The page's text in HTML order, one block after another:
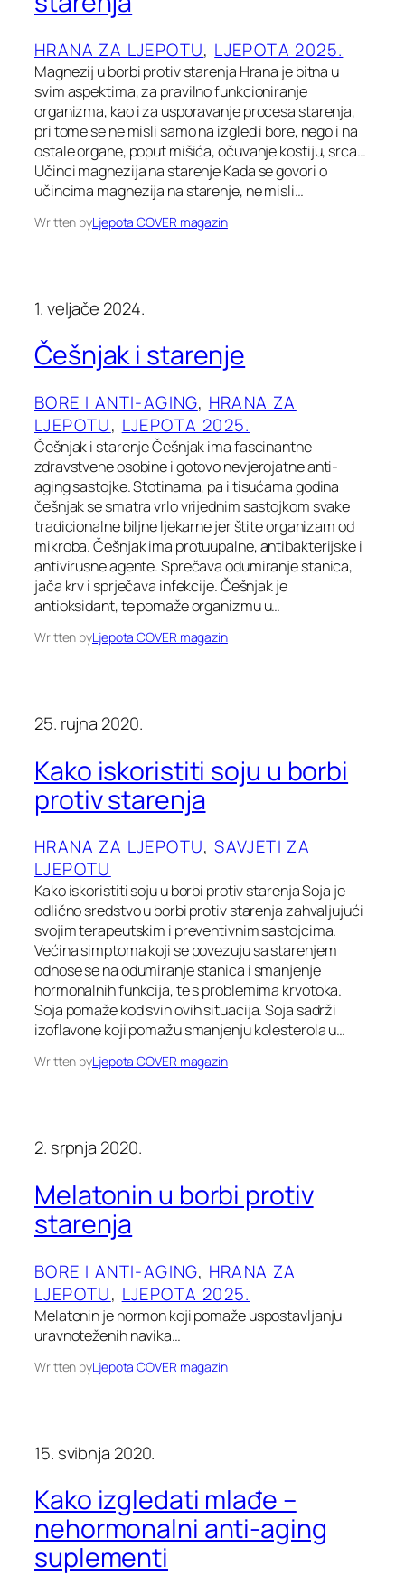
HRANA ZA LJEPOTU, LJEPOTA 2025.
Magnezij u borbi protiv starenja Hrana je bitna u
svim aspektima, za pravilno funkcioniranje
organizma, kao i za usporavanje procesa starenja,
pri tome se ne misli samo na izgled i bore, nego i na
ostale organe, poput mišića, očuvanje kostiju, srca…
Učinci magnezija na starenje Kada se govori o
učincima magnezija na starenje, ne misli…
Written byLjepota COVER magazin
1. veljače 2024.
Češnjak i starenje
BORE I ANTI-AGING, HRANA ZA
LJEPOTU, LJEPOTA 2025.
Češnjak i starenje Češnjak ima fascinantne
zdravstvene osobine i gotovo nevjerojatne anti-
aging sastojke. Stotinama, pa i tisućama godina
češnjak se smatra vrlo vrijednim sastojkom svake
tradicionalne biljne ljekarne jer štite organizam od
mikroba. Češnjak ima protuupalne, antibakterijske i
antivirusne agente. Sprečava odumiranje stanica,
jača krv i sprječava infekcije. Češnjak je
antioksidant, te pomaže organizmu u…
Written byLjepota COVER magazin
25. rujna 2020.
Kako iskoristiti soju u borbi
protiv starenja
HRANA ZA LJEPOTU, SAVJETI ZA
LJEPOTU
Kako iskoristiti soju u borbi protiv starenja Soja je
odlično sredstvo u borbi protiv starenja zahvaljujući
svojim terapeutskim i preventivnim sastojcima.
Većina simptoma koji se povezuju sa starenjem
odnose se na odumiranje stanica i smanjenje
hormonalnih funkcija, te s problemima krvotoka.
Soja pomaže kod svih ovih situacija. Soja sadrži
izoflavone koji pomažu smanjenju kolesterola u…
Written byLjepota COVER magazin
2. srpnja 2020.
Melatonin u borbi protiv
starenja
BORE I ANTI-AGING, HRANA ZA
LJEPOTU, LJEPOTA 2025.
Melatonin je hormon koji pomaže uspostavljanju
uravnoteženih navika…
Written byLjepota COVER magazin
15. svibnja 2020.
Kako izgledati mlađe –
nehormonalni anti-aging
suplementi